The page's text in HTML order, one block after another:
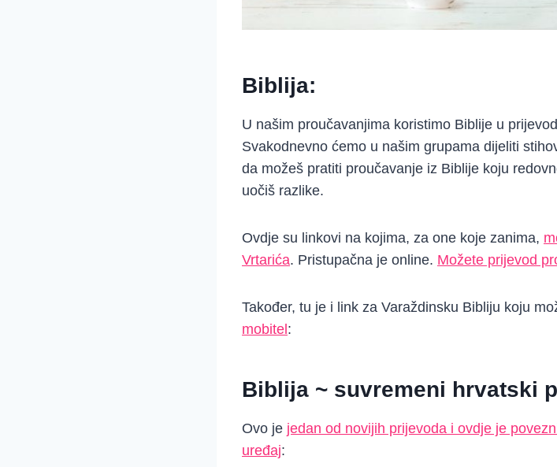
Biblija:
U našim proučavanjima koristimo Biblije u
Svakodnevno ćemo u našim grupama dijeliti
da možeš pratiti proučavanje iz Biblije koju
uočiš razlike.
Ovdje su linkovi na kojima, za one koje zanima,
Vrtarića. Pristupačna je online. Možete prijevod
Također, tu je i link za Varaždinsku Bibliju koju
mobitel :
Biblija ~ suvremeni hrvatski
Ovo je jedan od novijih prijevoda i ovdje je
uređaj: